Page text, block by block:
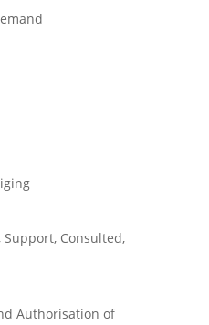
Support, Consulted,
Authorisation of